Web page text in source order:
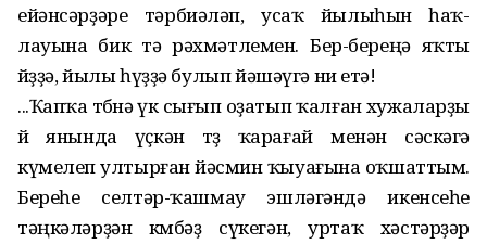
ейәнсәрҙәре тәрбиәләп, усаҡ йылыһын һаҡ­
лауына бик тә рәхмәтлемен. Бер-береңә яҡты
йөҙҙә, йылы һүҙҙә булып йәшәүгә ни етә!
...Ҡапҡа төбөнә үк сығып оҙатып ҡалған хужаларҙы
өй янында үҫкән төҙ ҡарағай менән сәскәгә
күмелеп ултырған йәсмин ҡыуағына оҡшаттым.
Береһе селтәр-ҡашмау эшләгәндә икенсеһе
тәңкәләрҙән көмбәҙ сүкегән, уртаҡ хәстәрҙәр